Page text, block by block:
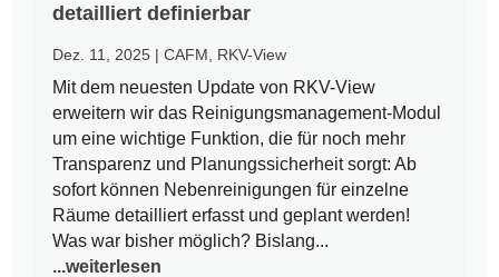
detailliert definierbar
Dez. 11, 2025 |CAFM RKV-View
Mit dem neuesten Update von RKV-View
erweitern wir das Reinigungsmanagement-Modul
um eine wichtige Funktion, die für noch mehr
Transparenz und Planungssicherheit sorgt: Ab
sofort können Nebenreinigungen für einzelne
Räume detailliert erfasst und geplant werden!
Was war bisher möglich? Bislang...
...weiterlesen